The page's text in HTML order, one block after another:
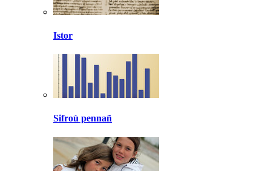
Istor
Sifroù pennañ